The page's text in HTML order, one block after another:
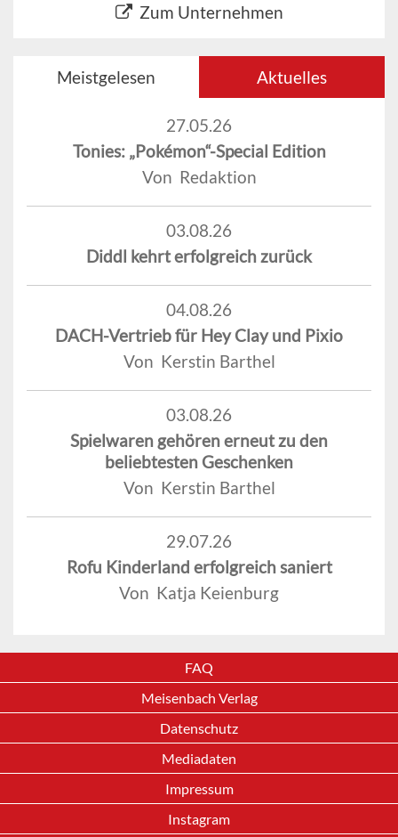
Zum Unternehmen
Meistgelesen Aktuelles
27.05.26
Tonies: „Pokémon“-Special Edition
Von Redaktion
03.08.26
Diddl kehrt erfolgreich zurück
04.08.26
DACH-Vertrieb für Hey Clay und Pixio
Von Kerstin Barthel
03.08.26
Spielwaren gehören erneut zu den
beliebtesten Geschenken
Von Kerstin Barthel
29.07.26
Rofu Kinderland erfolgreich saniert
Von Katja Keienburg
FAQ
Meisenbach Verlag
Datenschutz
Mediadaten
Impressum
Instagram